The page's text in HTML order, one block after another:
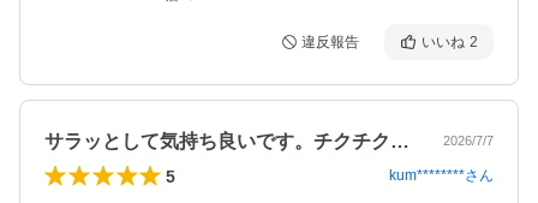
違反報告 いいね 2
サラッとして気持ち良いです。チクチクす… 2026/7/7
5 kum********さん